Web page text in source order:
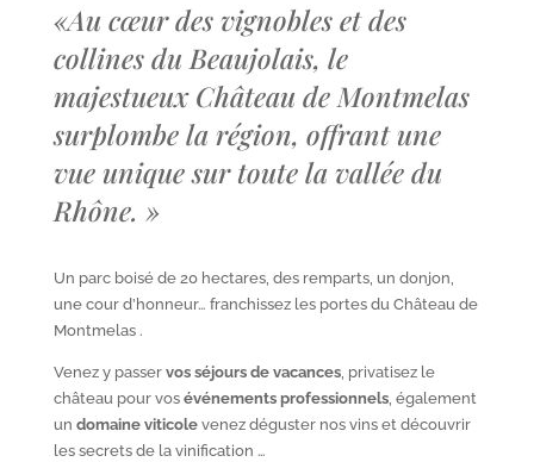
«Au cœur des vignobles et des
collines du Beaujolais, le
majestueux Château de Montmelas
surplombe la région, offrant une
vue unique sur toute la vallée du
Rhône. »
Un parc boisé de 20 hectares, des remparts, un donjon,
une cour d’honneur… franchissez les portes du Château de
Montmelas .
Venez y passer vos séjours de vacances, privatisez le
château pour vos événements professionnels, également
un domaine viticolevenez déguster nos vins et découvrir
les secrets de la vinification …